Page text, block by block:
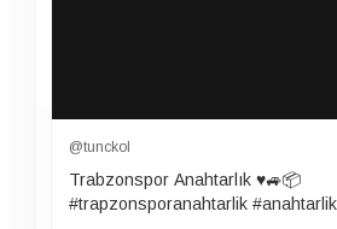
@tunckol
Trabzonspor Anahtarlık ♥️🚙📦
#trapzonsporanahtarlik